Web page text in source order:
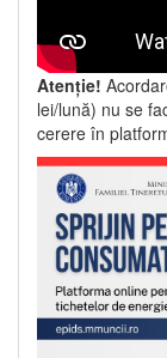
Atenție!
lei/lună) nu se
cerere în